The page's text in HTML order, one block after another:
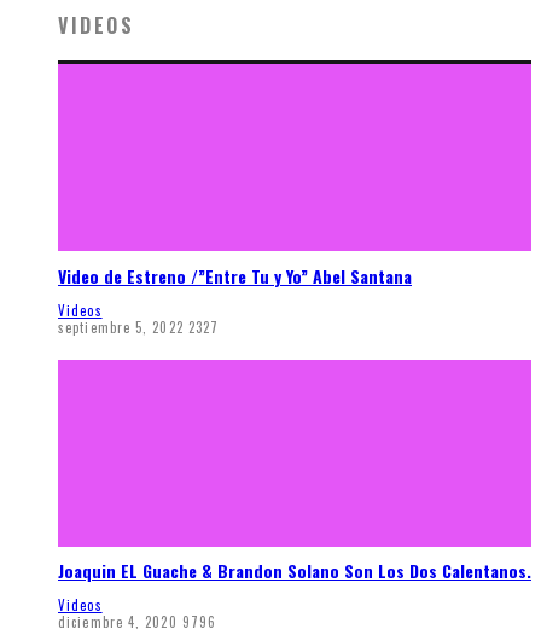
VIDEOS
Video de Estreno /”Entre Tu y Yo” Abel Santana
Videos
septiembre 5, 2022 2327
Joaquin EL Guache & Brandon Solano Son Los Dos Calentanos.
Videos
diciembre 4, 2020 9796